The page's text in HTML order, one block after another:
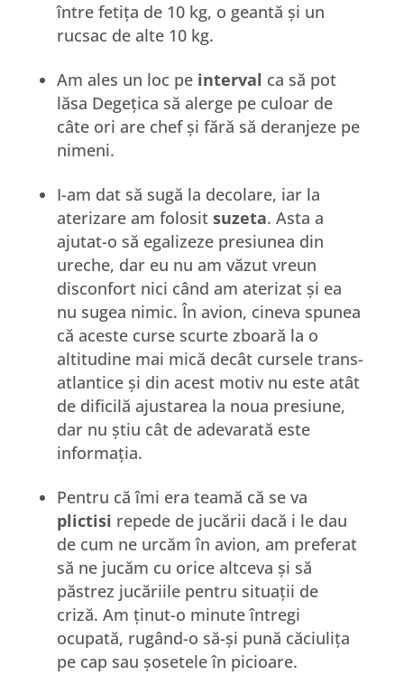
între fetița de 10 kg, o geantă și un
rucsac de alte 10 kg.
Am ales un loc pe interval ca să pot
lăsa Degețica să alerge pe culoar de
câte ori are chef și fără să deranjeze pe
nimeni.
I-am dat să sugă la decolare, iar la
aterizare am folosit suzeta. Asta a
ajutat-o să egalizeze presiunea din
ureche, dar eu nu am văzut vreun
disconfort nici când am aterizat și ea
nu sugea nimic. În avion, cineva spunea
că aceste curse scurte zboară la o
altitudine mai mică decât cursele trans-
atlantice și din acest motiv nu este atât
de dificilă ajustarea la noua presiune,
dar nu știu cât de adevarată este
informația.
Pentru că îmi era teamă că se va
plictisi repede de jucării dacă i le dau
de cum ne urcăm în avion, am preferat
să ne jucăm cu orice altceva și să
păstrez jucăriile pentru situații de
criză. Am ținut-o minute întregi
ocupată, rugând-o să-și pună căciulița
pe cap sau șosetele în picioare.